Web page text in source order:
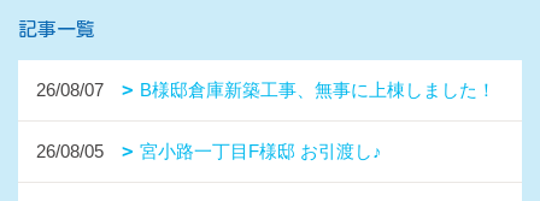
記事一覧
26/08/07 B様邸倉庫新築工事、無事に上棟しました！
26/08/05 宮小路一丁目F様邸 お引渡し♪